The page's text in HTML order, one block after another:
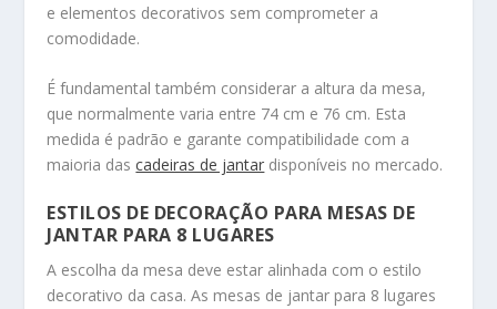
e elementos decorativos sem comprometer a
comodidade.
É fundamental também considerar a altura da mesa,
que normalmente varia entre 74 cm e 76 cm. Esta
medida é padrão e garante compatibilidade com a
maioria dascadeiras de jantar disponíveis no mercado.
ESTILOS DE DECORAÇÃO PARA MESAS DE
JANTAR PARA 8 LUGARES
A escolha da mesa deve estar alinhada com o estilo
decorativo da casa. As mesas de jantar para 8 lugares